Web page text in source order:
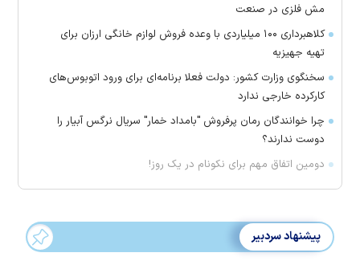
مش فلزی در صنعت
کلاهبرداری ۱۰۰ میلیاردی با وعده فروش لوازم خانگی ارزان برای
تهیه جهیزیه
سخنگوی وزارت کشور: دولت فعلا برنامه‌ای برای ورود اتوبوس‌های
کارکرده خارجی ندارد
چرا خوانندگان رمان پرفروش "بامداد خمار" سریال نرگس آبیار را
دوست ندارند؟
دومین اتفاق مهم برای نکونام در یک روز!
پیشنهاد سردبیر